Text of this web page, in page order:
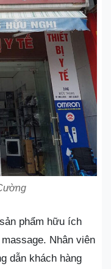
phẩm hữu ích
Nhân viên
dẫn khách hàng